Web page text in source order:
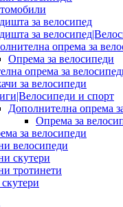
за велосипед
за
опрема за
Опрема за велосипеди
опрема за
за велосипеди
и спорт
Дополнителна опрема
Опрема за
за велосипеди
велосипеди
скутери
тротинети